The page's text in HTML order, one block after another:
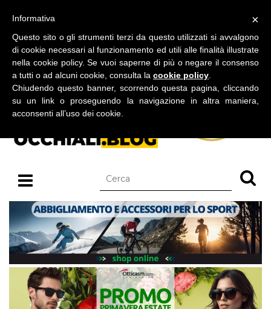
BLOG SU OCCHIALI DA SOLE E OCCHIALI DA VISTA
×
Informativa
Questo sito o gli strumenti terzi da questo utilizzati si avvalgono
di cookie necessari al funzionamento ed utili alle finalità illustrate
nella cookie policy. Se vuoi saperne di più o negare il consenso
a tutti o ad alcuni cookie, consulta la cookie policy
Chiudendo questo banner, scorrendo questa pagina, cliccando
su un link o proseguendo la navigazione in altra maniera,
acconsenti all’uso dei cookie.